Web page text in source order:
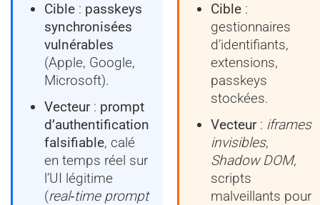
Cible : passkeys
synchronisées
vulnérables
(Apple, Google,
Microsoft).
Vecteur: prompt
d’authentification
falsifiable, calé
en temps réel sur
l’UI légitime
(real‑time prompt
Cible:
gestionnaires
d’identifiants,
extensions,
passkeys
stockées.
Vecteur: iframes
invisibles,
Shadow DOM,
scripts
malveillants pour